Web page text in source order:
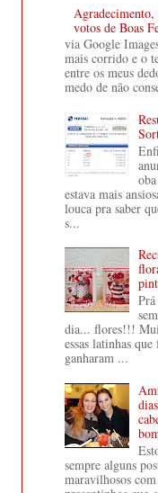
Agradecimento,
votos de Boas
via Google
mais corrido e o
entre os meus
medo de não
estava mais
louca pra saber
s...
dia... flores!!!
essas latinhas
ganharam ...
sempre alguns
maravilhosos com